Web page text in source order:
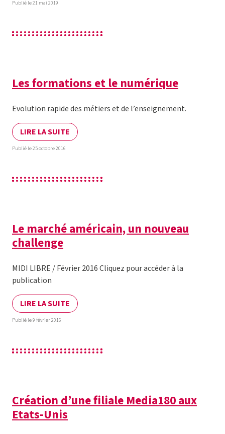
Publié le 21 mai 2019
Les formations et le numérique
Evolution rapide des métiers et de l’enseignement.
LIRE LA SUITE
Publié le 25 octobre 2016
Le marché américain, un nouveau
challenge
MIDI LIBRE / Février 2016 Cliquez pour accéder à la
publication
LIRE LA SUITE
Publié le 9 février 2016
Création d’une filiale Media180 aux
Etats-Unis